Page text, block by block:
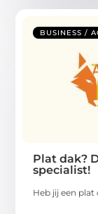
BUSINESS /
Plat dak?
specialist!
Heb jij een plat